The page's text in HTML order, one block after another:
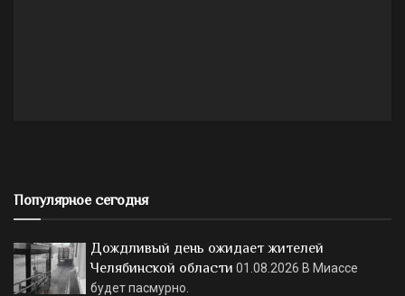
Популярное сегодня
Дождливый день ожидает жителей
Челябинской области 01.08.2026 В Миассе
будет пасмурно.